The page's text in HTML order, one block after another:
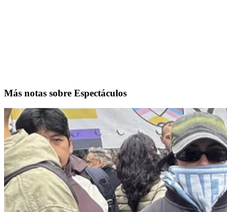
Más notas sobre Espectáculos